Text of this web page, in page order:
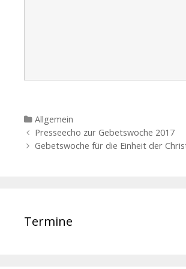
Kategorien
Allgemein
Beitrags-Navigation
Presseecho zur Gebetswoche 2017
Gebetswoche für die Einheit der
Termine